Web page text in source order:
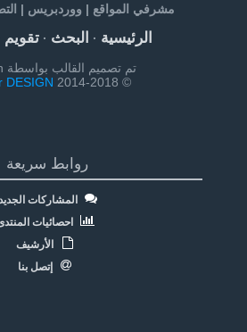
مشرفي المواقع | ووردبريس |
الرئيسية· البحث· تقويم
تم تصميم القالب بواسطة NetPen:
© 2014-2018
Mishar DESIGN
روابط سريعة
المشاركات
احصائيات المنتدى
الأرشيف
إتصل بنا